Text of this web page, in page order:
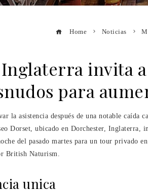
Home Noticias
invita
para
la asistencia después de una notable caída
Dorset, ubicado en Dorchester, Inglaterra,
del pasado martes para un tour privado
British Naturism.
unica